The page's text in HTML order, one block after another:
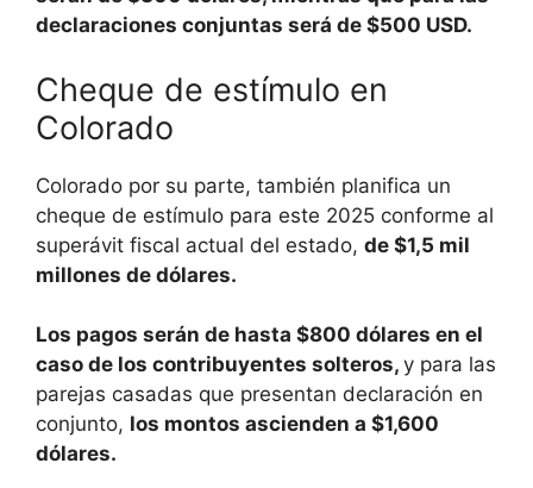
declaraciones conjuntas será de $500 USD.
Cheque de estímulo en
Colorado
Colorado por su parte, también planifica un
cheque de estímulo para este 2025 conforme al
superávit fiscal actual del estado, de $1,5 mil
millones de dólares.
Los pagos serán de hasta $800 dólares en el
caso de los contribuyentes solteros, y para las
parejas casadas que presentan declaración en
conjunto, los montos ascienden a $1,600
dólares.